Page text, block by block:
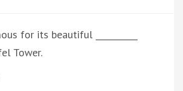
for its beautiful __________
Tower.